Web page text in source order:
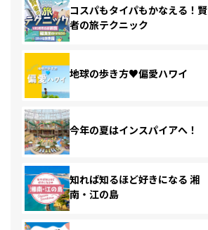
コスパもタイパもかなえる！賢
者の旅テクニック
地球の歩き方♥偏愛ハワイ
今年の夏はインスパイアへ！
知れば知るほど好きになる 湘
南・江の島